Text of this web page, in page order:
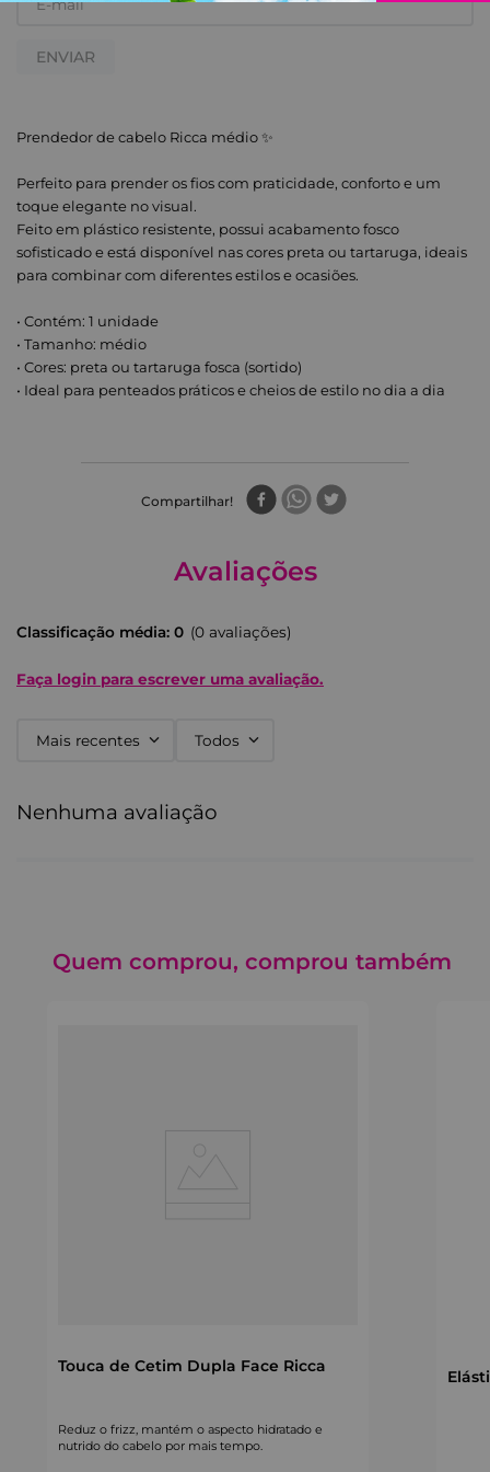
ENVIAR
Prendedor de cabelo Ricca médio ✨
Perfeito para prender os fios com praticidade, conforto e um
toque elegante no visual.
Feito em plástico resistente, possui acabamento fosco
sofisticado e está disponível nas cores preta ou tartaruga, ideais
para combinar com diferentes estilos e ocasiões.
• Contém: 1 unidade
• Tamanho: médio
• Cores: preta ou tartaruga fosca (sortido)
• Ideal para penteados práticos e cheios de estilo no dia a dia
Compartilhar
Avaliações
Classificação média: 0 (0 avaliações)
Faça login para escrever uma avaliação.
Mais recentes Todos
Nenhuma avaliação
Quem comprou, comprou também
Touca de Cetim Dupla Face Ricca
Reduz o frizz, mantém o aspecto hidratado e
nutrido do cabelo por mais tempo.